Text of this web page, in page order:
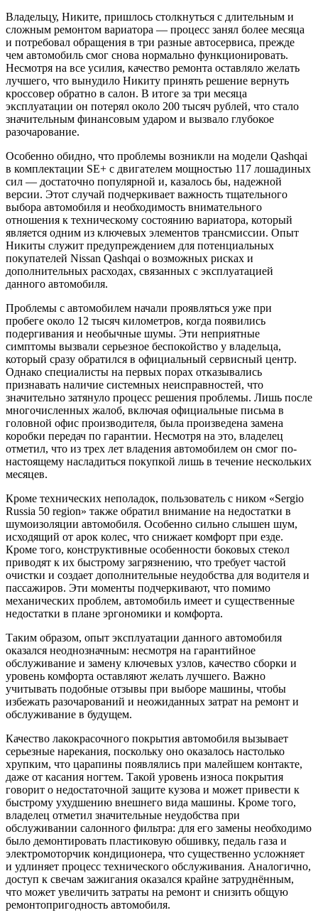
Владельцу, Никите, пришлось столкнуться с длительным и
сложным ремонтом вариатора — процесс занял более месяца
и потребовал обращения в три разные автосервиса, прежде
чем автомобиль смог снова нормально функционировать.
Несмотря на все усилия, качество ремонта оставляло желать
лучшего, что вынудило Никиту принять решение вернуть
кроссовер обратно в салон. В итоге за три месяца
эксплуатации он потерял около 200 тысяч рублей, что стало
значительным финансовым ударом и вызвало глубокое
разочарование.
Особенно обидно, что проблемы возникли на модели Qashqai
в комплектации SE+ с двигателем мощностью 117 лошадиных
сил — достаточно популярной и, казалось бы, надежной
версии. Этот случай подчеркивает важность тщательного
выбора автомобиля и необходимость внимательного
отношения к техническому состоянию вариатора, который
является одним из ключевых элементов трансмиссии. Опыт
Никиты служит предупреждением для потенциальных
покупателей Nissan Qashqai о возможных рисках и
дополнительных расходах, связанных с эксплуатацией
данного автомобиля.
Проблемы с автомобилем начали проявляться уже при
пробеге около 12 тысяч километров, когда появились
подергивания и необычные шумы. Эти неприятные
симптомы вызвали серьезное беспокойство у владельца,
который сразу обратился в официальный сервисный центр.
Однако специалисты на первых порах отказывались
признавать наличие системных неисправностей, что
значительно затянуло процесс решения проблемы. Лишь после
многочисленных жалоб, включая официальные письма в
головной офис производителя, была произведена замена
коробки передач по гарантии. Несмотря на это, владелец
отметил, что из трех лет владения автомобилем он смог по-
настоящему насладиться покупкой лишь в течение нескольких
месяцев.
Кроме технических неполадок, пользователь с ником «Sergio
Russia 50 region» также обратил внимание на недостатки в
шумоизоляции автомобиля. Особенно сильно слышен шум,
исходящий от арок колес, что снижает комфорт при езде.
Кроме того, конструктивные особенности боковых стекол
приводят к их быстрому загрязнению, что требует частой
очистки и создает дополнительные неудобства для водителя и
пассажиров. Эти моменты подчеркивают, что помимо
механических проблем, автомобиль имеет и существенные
недостатки в плане эргономики и комфорта.
Таким образом, опыт эксплуатации данного автомобиля
оказался неоднозначным: несмотря на гарантийное
обслуживание и замену ключевых узлов, качество сборки и
уровень комфорта оставляют желать лучшего. Важно
учитывать подобные отзывы при выборе машины, чтобы
избежать разочарований и неожиданных затрат на ремонт и
обслуживание в будущем.
Качество лакокрасочного покрытия автомобиля вызывает
серьезные нарекания, поскольку оно оказалось настолько
хрупким, что царапины появлялись при малейшем контакте,
даже от касания ногтем. Такой уровень износа покрытия
говорит о недостаточной защите кузова и может привести к
быстрому ухудшению внешнего вида машины. Кроме того,
владелец отметил значительные неудобства при
обслуживании салонного фильтра: для его замены необходимо
было демонтировать пластиковую обшивку, педаль газа и
электромоторчик кондиционера, что существенно усложняет
и удлиняет процесс технического обслуживания. Аналогично,
доступ к свечам зажигания оказался крайне затруднённым,
что может увеличить затраты на ремонт и снизить общую
ремонтопригодность автомобиля.